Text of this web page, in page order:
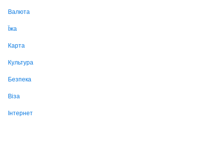
Валюта
Їжа
Карта
Культура
Безпека
Віза
Інтернет